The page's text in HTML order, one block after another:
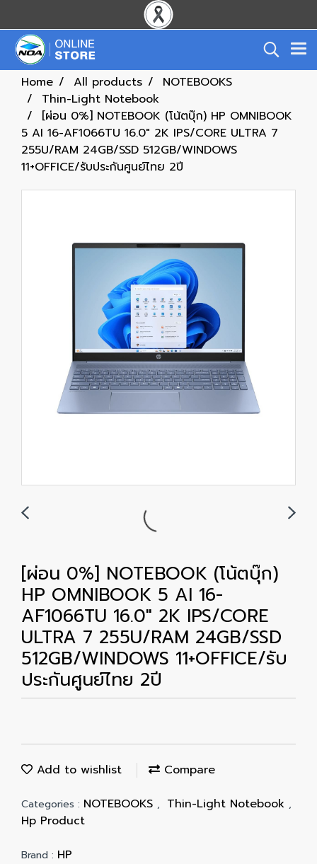
Home All products
NOTEBOOKS
Thin-Light Notebook
[ผ่อน 0%] NOTEBOOK (โน้ตบุ๊ก) HP OMNIBOOK
5 AI 16-AF1066TU 16.0" 2K IPS/CORE ULTRA 7
255U/RAM 24GB/SSD 512GB/WINDOWS
11+OFFICE/รับประกันศูนย์ไทย 2ปี
[ผ่อน 0%] NOTEBOOK (โน้ตบุ๊ก)
HP OMNIBOOK 5 AI 16-
AF1066TU 16.0" 2K IPS/CORE
ULTRA 7 255U/RAM 24GB/SSD
512GB/WINDOWS 11+OFFICE/รับ
ประกันศูนย์ไทย 2ปี
Add to wishlist Compare
Categories : NOTEBOOKS , Thin-Light Notebook ,
Hp Product
Brand : HP